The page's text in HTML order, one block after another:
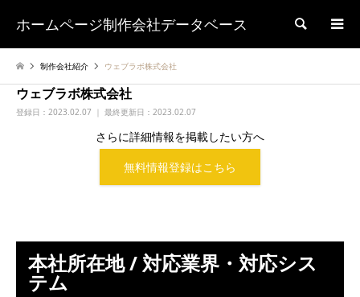
ホームページ制作会社データベース 検索
制作会社紹介 ウェブラボ株式会社
ウェブラボ株式会社
登録日： 2023.02.07 ｜ 最終更新日：2023.02.07
さらに詳細情報を掲載したい方へ
無料情報登録はこちら
本社所在地 / 対応業界・対応シス
テム